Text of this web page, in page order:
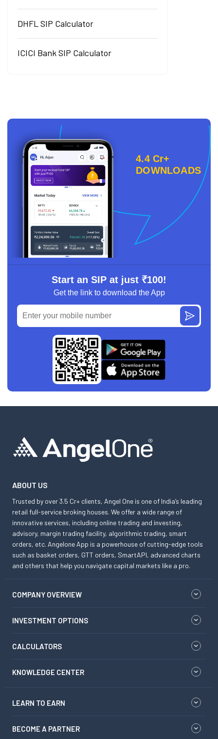
DHFL SIP Calculator
ICICI Bank SIP Calculator
4.4 Cr+
DOWNLOADS
Start an SIP at just ₹100!
Get the link to download the App
ABOUT US
Trusted by over 3.5 Cr+ clients, Angel One is one of India’s leading
retail full-service broking houses. We offer a wide range of
innovative services, including online trading and investing,
advisory, margin trading facility, algorithmic trading, smart
orders, etc. Angelone App is a powerhouse of cutting-edge tools
such as basket orders, GTT orders, SmartAPI, advanced charts
and others that help you navigate capital markets like a pro.
COMPANY OVERVIEW
INVESTMENT OPTIONS
CALCULATORS
KNOWLEDGE CENTER
LEARN TO EARN
BECOME A PARTNER